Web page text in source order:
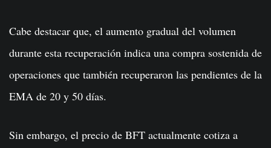
Cabe destacar que, el aumento gradual del volumen
durante esta recuperación indica una compra sostenida de
operaciones que también recuperaron las pendientes de la
EMA de 20 y 50 días.
Sin embargo, el precio de BFT actualmente cotiza a